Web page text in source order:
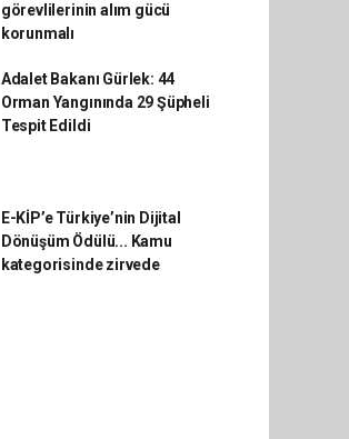
görevlilerinin alım gücü
korunmalı
Adalet Bakanı Gürlek: 44
Orman Yangınında 29 Şüpheli
Tespit Edildi
E-KİP’e Türkiye’nin Dijital
Dönüşüm Ödülü... Kamu
kategorisinde zirvede